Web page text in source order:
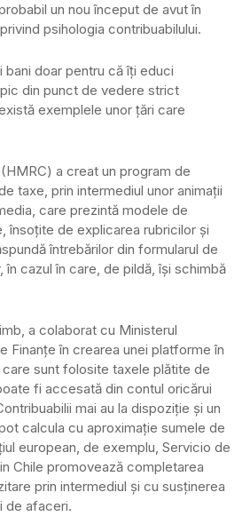
un nou început de avut în
psihologia contribuabilului.
doar pentru că îți educi
din punct de vedere strict
exemplele unor țări care
a creat un program de
taxe, prin intermediul unor animații
care prezintă modele de
însoțite de explicarea rubricilor și
întrebărilor din formularul de
în cazul în care, de pildă, își schimbă
a colaborat cu Ministerul
Finanțe în crearea unei platforme în
sunt folosite taxele plătite de
fi accesată din contul oricărui
mai au la dispoziție și un
calcula cu aproximație sumele de
european, de exemplu, Servicio de
Chile promovează completarea
prin intermediul și cu susținerea
de afaceri.